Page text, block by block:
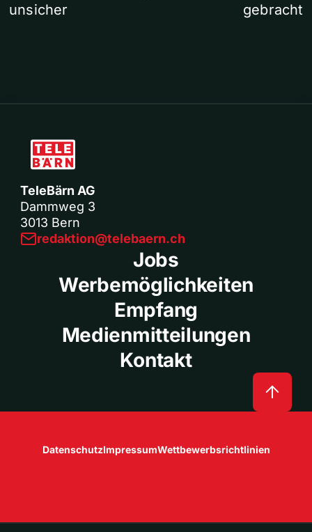
unsicher
gebracht
TeleBärn AG
Dammweg 3
3013 Bern
redaktion@telebaern.ch
Jobs
Werbemöglichkeiten
Empfang
Medienmitteilungen
Kontakt
DatenschutzImpressumWettbewerbsrichtlinien